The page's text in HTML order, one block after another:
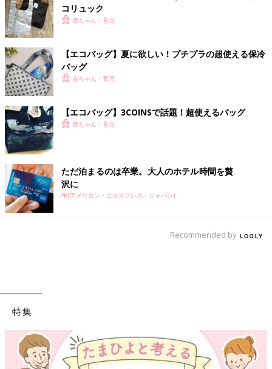
コリュック
赤ちゃん・育児
【エコバッグ】夏に欲しい！プチプラの超使える保冷
バッグ
赤ちゃん・育児
【エコバッグ】3COINSで話題！超使えるバッグ
赤ちゃん・育児
ただ泊まるのは卒業。大人のホテル時間を贅
沢に
PR(アメリカン・エキスプレス・ジャパン)
Recommended by
特集